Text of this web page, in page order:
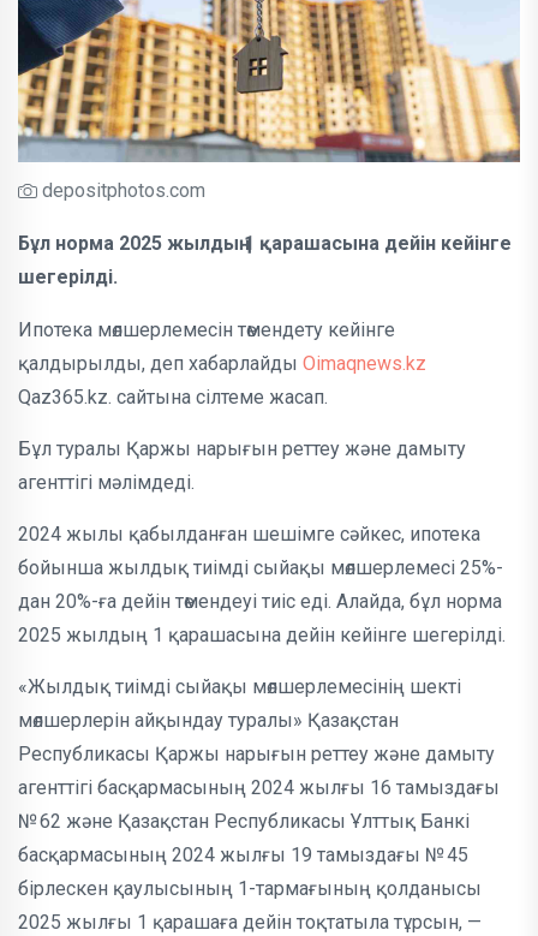
depositphotos.com
Бұл норма 2025 жылдың 1 қарашасына дейін кейінге
шегерілді.
Ипотека мөлшерлемесін төмендету кейінге
қалдырылды, деп хабарлайды Oimaqnews.kz
Qaz365.kz. сайтына сілтеме жасап.
Бұл туралы Қаржы нарығын реттеу және дамыту
агенттігі мәлімдеді.
2024 жылы қабылданған шешімге сәйкес, ипотека
бойынша жылдық тиімді сыйақы мөлшерлемесі 25%-
дан 20%-ға дейін төмендеуі тиіс еді. Алайда, бұл норма
2025 жылдың 1 қарашасына дейін кейінге шегерілді.
«Жылдық тиімді сыйақы мөлшерлемесінің шекті
мөлшерлерін айқындау туралы» Қазақстан
Республикасы Қаржы нарығын реттеу және дамыту
агенттігі басқармасының 2024 жылғы 16 тамыздағы
№ 62 және Қазақстан Республикасы Ұлттық Банкі
басқармасының 2024 жылғы 19 тамыздағы № 45
бірлескен қаулысының 1-тармағының қолданысы
2025 жылғы 1 қарашаға дейін тоқтатыла тұрсын, —